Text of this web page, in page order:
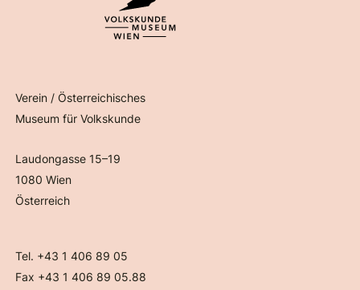
Verein / Österreichisches
Museum für Volkskunde
Laudongasse 15–19
1080 Wien
Österreich
Tel. +43 1 406 89 05
Fax +43 1 406 89 05.88